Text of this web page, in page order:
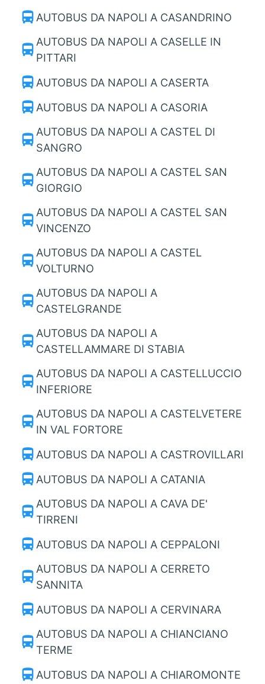
directions_bus AUTOBUS DA NAPOLI A CASANDRINO
directions_bus AUTOBUS DA NAPOLI A CASELLE IN
PITTARI
directions_bus AUTOBUS DA NAPOLI A CASERTA
directions_bus AUTOBUS DA NAPOLI A CASORIA
directions_bus AUTOBUS DA NAPOLI A CASTEL DI
SANGRO
directions_bus AUTOBUS DA NAPOLI A CASTEL SAN
GIORGIO
directions_bus AUTOBUS DA NAPOLI A CASTEL SAN
VINCENZO
directions_bus AUTOBUS DA NAPOLI A CASTEL
VOLTURNO
directions_bus AUTOBUS DA NAPOLI A
CASTELGRANDE
directions_bus AUTOBUS DA NAPOLI A
CASTELLAMMARE DI STABIA
directions_bus AUTOBUS DA NAPOLI A CASTELLUCCIO
INFERIORE
directions_bus AUTOBUS DA NAPOLI A CASTELVETERE
IN VAL FORTORE
directions_bus AUTOBUS DA NAPOLI A CASTROVILLARI
directions_bus AUTOBUS DA NAPOLI A CATANIA
directions_bus AUTOBUS DA NAPOLI A CAVA DE'
TIRRENI
directions_bus AUTOBUS DA NAPOLI A CEPPALONI
directions_bus AUTOBUS DA NAPOLI A CERRETO
SANNITA
directions_bus AUTOBUS DA NAPOLI A CERVINARA
directions_bus AUTOBUS DA NAPOLI A CHIANCIANO
TERME
directions_bus AUTOBUS DA NAPOLI A CHIAROMONTE